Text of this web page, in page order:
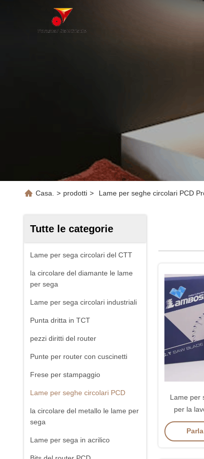
Casa. > prodotti > Lame per seghe circolari PCD
Tutte le categorie
Lame per sega circolari del CTT
la circolare del diamante le lame
per sega
Lame per sega circolari industriali
Punta dritta in TCT
pezzi diritti del router
Punte per router con cuscinetti
Frese per stampaggio
Lame per seghe circolari PCD
la circolare del metallo le lame per
sega
Lame per sega in acrilico
Lame per
per la
Dente